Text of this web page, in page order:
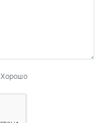
Хорошо